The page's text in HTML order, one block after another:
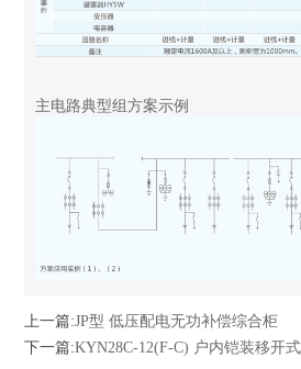
主电路典型组方案示例
上一篇:JP型 低压配电无功补偿综合柜
下一篇:KYN28C-12(F-C) 户内铠装移开